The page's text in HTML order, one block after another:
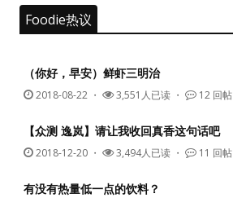
Foodie热议
（你好，早安）鲜虾三明治
2018-08-22 ・ 3,551人已读 ・ 12 回帖
【众测 逸岚】请让我收回真香这句话吧
2018-12-20 ・ 3,494人已读 ・ 11 回帖
有没有热量低一点的饮料？